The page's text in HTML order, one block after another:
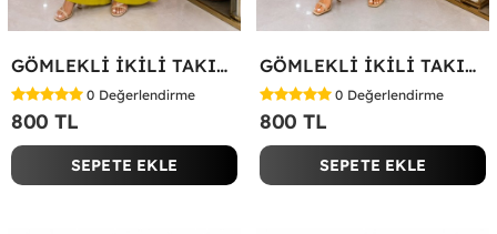
GÖMLEKLİ İKİLİ TAKIM Yağ Yeşili
0 Değerlendirme
800 TL
SEPETE EKLE
GÖMLEKLİ İKİLİ TAKIM Koyu Yeşil
0 Değerlendirme
800 TL
SEPETE EKLE